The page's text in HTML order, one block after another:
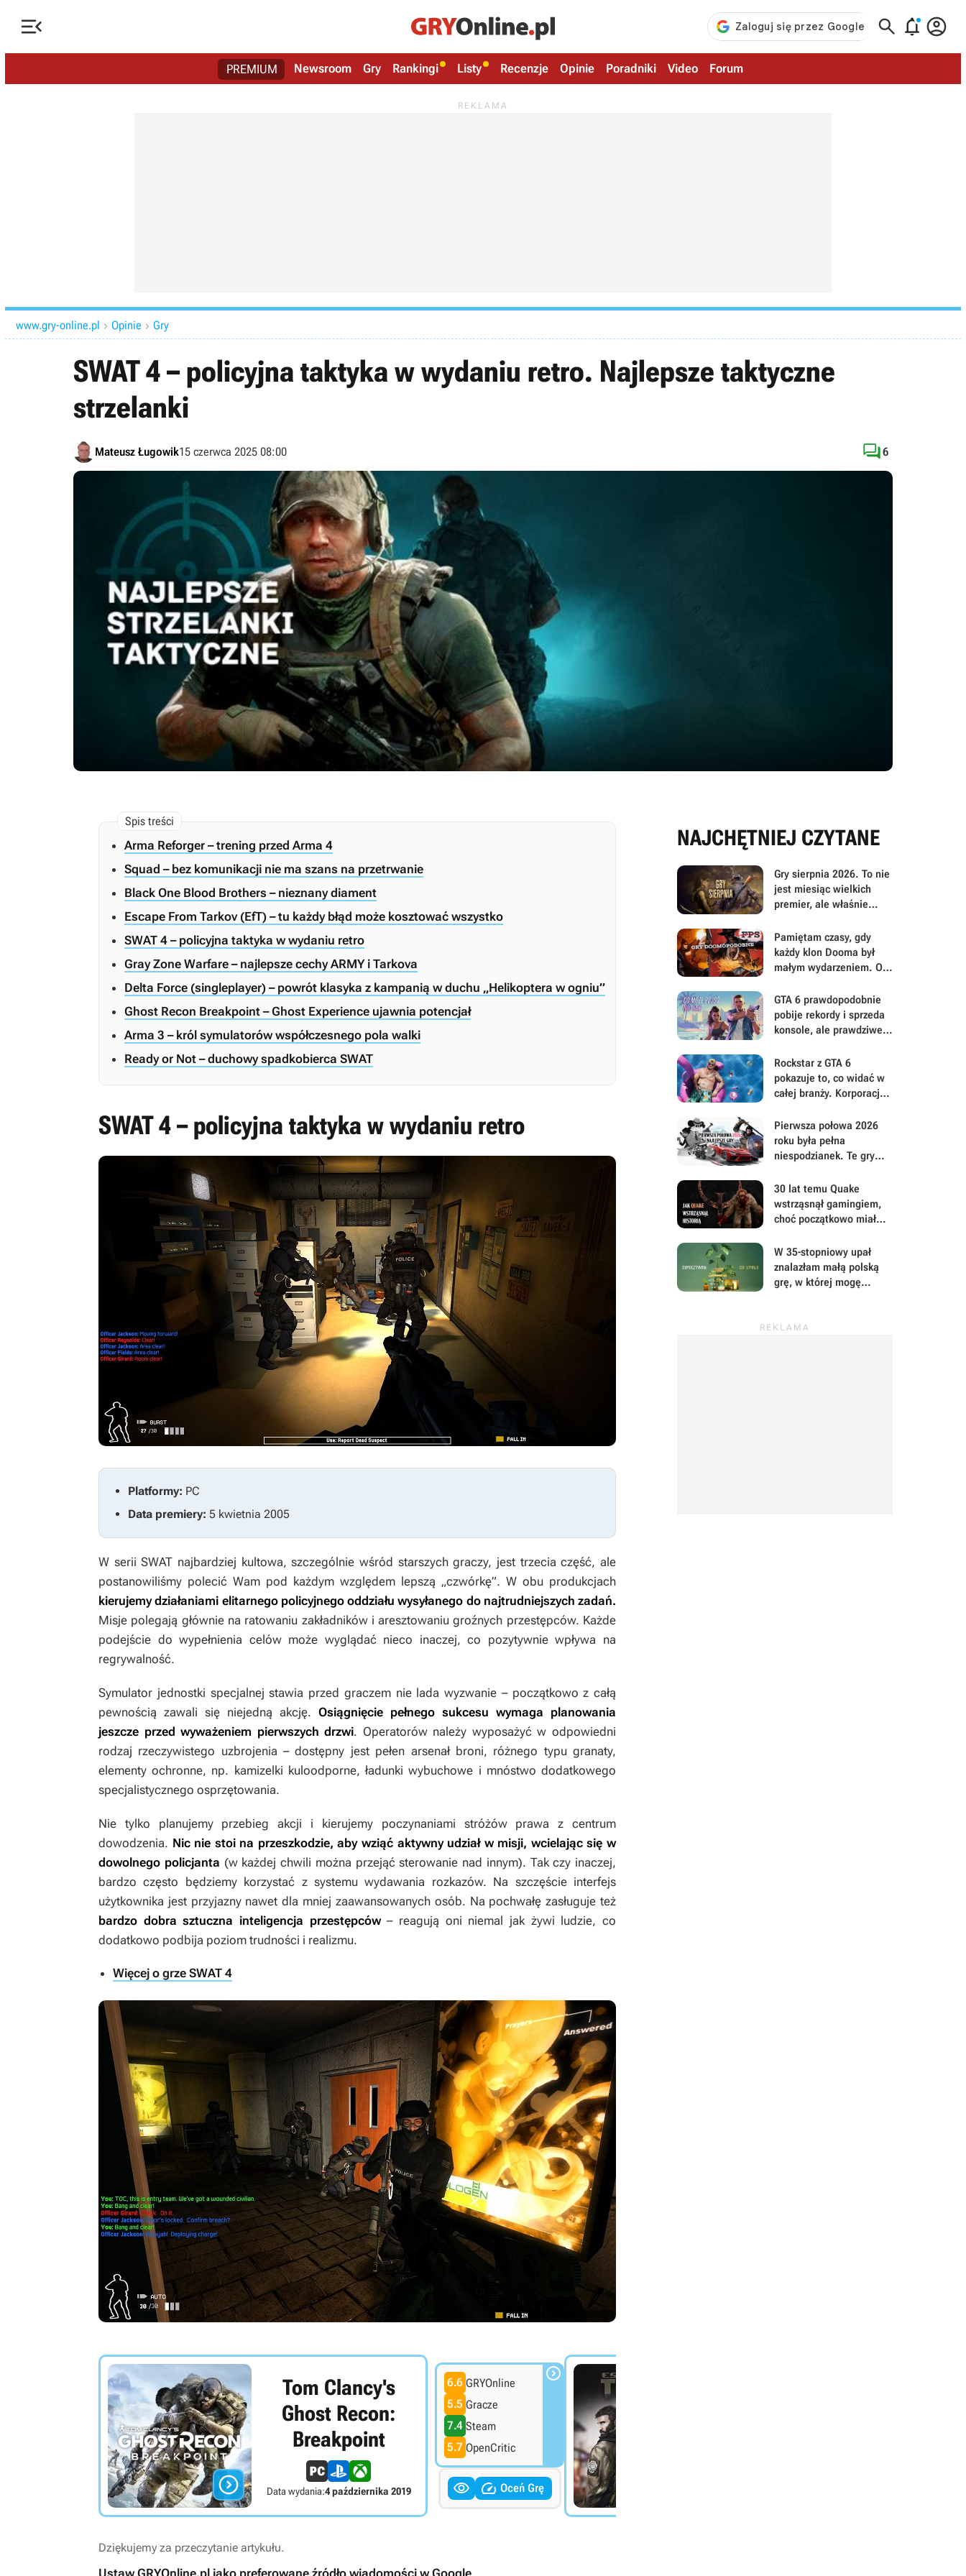
   
PREMIUM Newsroom Gry Rankingi Listy Recenzje Opinie Poradniki Video Forum
www.gry-online.pl  Opinie  Gry
SWAT 4 – policyjna taktyka w wydaniu retro. Najlepsze taktyczne
strzelanki
Mateusz Ługowik15 czerwca 2025 08:00 6
Arma Reforger – trening przed Arma 4
Squad – bez komunikacji nie ma szans na przetrwanie
Black One Blood Brothers – nieznany diament
Escape From Tarkov (EfT) – tu każdy błąd może kosztować wszystko
SWAT 4 – policyjna taktyka w wydaniu retro
Gray Zone Warfare – najlepsze cechy ARMY i Tarkova
Delta Force (singleplayer) – powrót klasyka z kampanią w duchu „Helikoptera w ogniu”
Ghost Recon Breakpoint – Ghost Experience ujawnia potencjał
Arma 3 – król symulatorów współczesnego pola walki
Ready or Not – duchowy spadkobierca SWAT
SWAT 4 – policyjna taktyka w wydaniu retro
Platformy: PC
Data premiery: 5 kwietnia 2005
W seriiSWAT najbardziej kultowa, szczególnie wśród starszych graczy, jest trzecia część, ale
postanowiliśmy polecić Wam pod każdym względem lepszą „czwórkę”. W obu produkcjach
kierujemy działaniami elitarnego policyjnego oddziału wysyłanego do najtrudniejszych zadań.
Misje polegają głównie na ratowaniu zakładników i aresztowaniu groźnych przestępców. Każde
podejście do wypełnienia celów może wyglądać nieco inaczej, co pozytywnie wpływa na
regrywalność.
Symulator jednostki specjalnej stawia przed graczem nie lada wyzwanie – początkowo z całą
pewnością zawali się niejedną akcję. Osiągnięcie pełnego sukcesu wymaga planowania
jeszcze przed wyważeniem pierwszych drzwi. Operatorów należy wyposażyć w odpowiedni
rodzaj rzeczywistego uzbrojenia – dostępny jest pełen arsenał broni, różnego typu granaty,
elementy ochronne, np. kamizelki kuloodporne, ładunki wybuchowe i mnóstwo dodatkowego
specjalistycznego osprzętowania.
Nie tylko planujemy przebieg akcji i kierujemy poczynaniami stróżów prawa z centrum
dowodzenia. Nic nie stoi na przeszkodzie, aby wziąć aktywny udział w misji, wcielając się w
dowolnego policjanta (w każdej chwili można przejąć sterowanie nad innym). Tak czy inaczej,
bardzo często będziemy korzystać z systemu wydawania rozkazów. Na szczęście interfejs
użytkownika jest przyjazny nawet dla mniej zaawansowanych osób. Na pochwałę zasługuje też
bardzo dobra sztuczna inteligencja przestępców– reagują oni niemal jak żywi ludzie, co
dodatkowo podbija poziom trudności i realizmu.
Więcej o grze SWAT 4

Tom Clancy's
Ghost Recon:
Breakpoint
Data wydania:4 października 2019
6.6 GRYOnline
5.5 Gracze
7.4 Steam
5.7 OpenCritic

  Oceń Grę
NAJCHĘTNIEJ CZYTANE
Gry sierpnia 2026. To nie
jest miesiąc wielkich
premier, ale właśnie
mu się uważniej
Pamiętam czasy, gdy
każdy klon Dooma był
małym wydarzeniem. Oto
FPS-y lat 90.
GTA 6 prawdopodobnie
pobije rekordy i sprzeda
konsole, ale prawdziwe
będą musieli mu
wybaczyć
Rockstar z GTA 6
pokazuje to, co widać w
całej branży. Korporacje
graczami
Pierwsza połowa 2026
roku była pełna
niespodzianek. Te gry
uwagę i Wasz czas
30 lat temu Quake
wstrząsnął gamingiem,
choć początkowo miał
W 35-stopniowy upał
znalazłam małą polską
grę, w której mogę
wszystkiego
Dziękujemy za przeczytanie artykułu.
Ustaw GRYOnline.pl jako preferowane źródło wiadomości w Google